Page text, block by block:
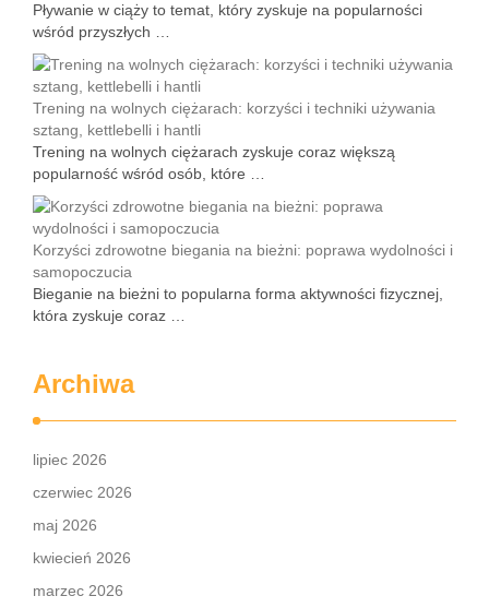
Pływanie w ciąży to temat, który zyskuje na popularności
wśród przyszłych …
Trening na wolnych ciężarach: korzyści i techniki używania
sztang, kettlebelli i hantli
Trening na wolnych ciężarach zyskuje coraz większą
popularność wśród osób, które …
Korzyści zdrowotne biegania na bieżni: poprawa wydolności i
samopoczucia
Bieganie na bieżni to popularna forma aktywności fizycznej,
która zyskuje coraz …
Archiwa
lipiec 2026
czerwiec 2026
maj 2026
kwiecień 2026
marzec 2026